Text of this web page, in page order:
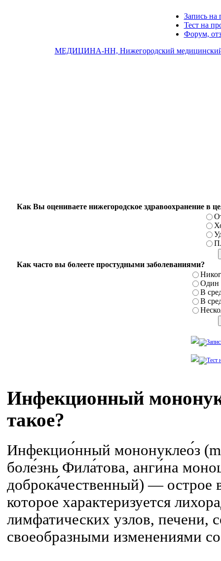
Запись на
Тест на
Форум,
МЕДИЦИНА-НН, Нижегородский медицинский
Как Вы оцениваете нижегородское здравоохранение в
Как часто вы болеете простудными заболеваниями?
Один
В
В
Инфекционный
такое?
Инфекцио́нный мононуклео́з
боле́знь Фила́това, анги́на
доброка́чественный) — острое
которое характеризуется
лимфатических узлов, печени,
своеобразными изменениями